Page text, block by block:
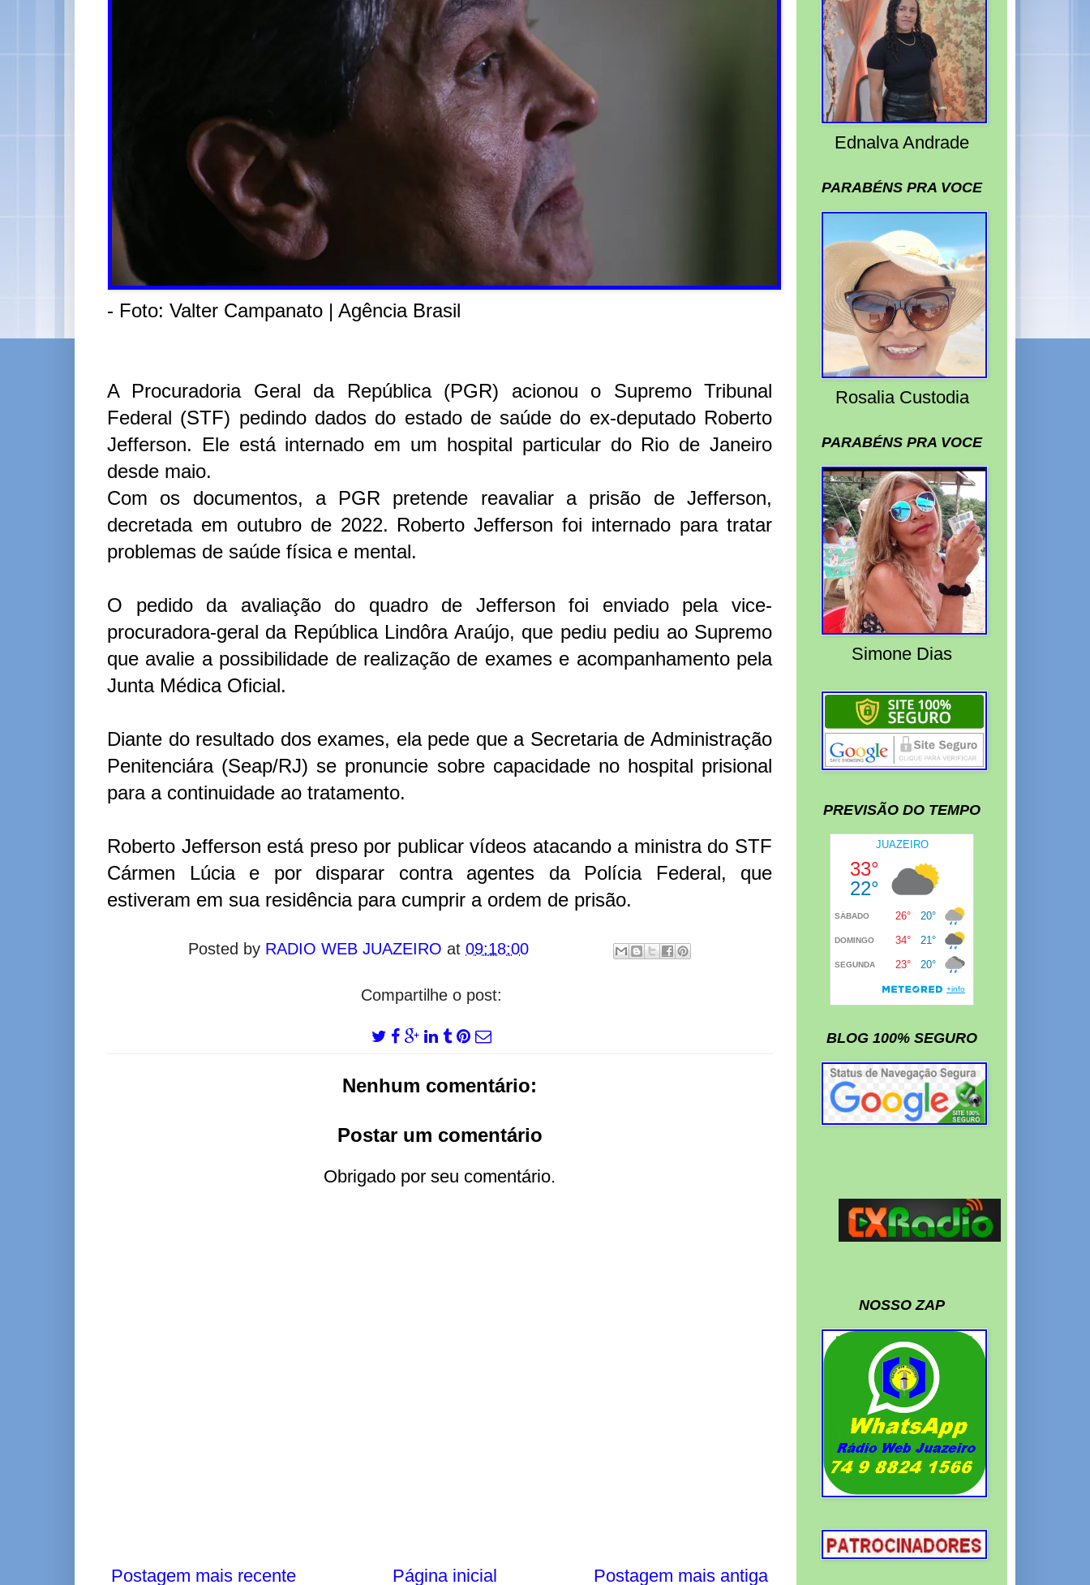
- Foto: Valter Campanato | Agência Brasil
A Procuradoria Geral da República (PGR) acionou o Supremo Tribunal
Federal (STF) pedindo dados do estado de saúde do ex-deputado Roberto
Jefferson. Ele está internado em um hospital particular do Rio de Janeiro
desde maio.
Com os documentos, a PGR pretende reavaliar a prisão de Jefferson,
decretada em outubro de 2022. Roberto Jefferson foi internado para tratar
problemas de saúde física e mental.
O pedido da avaliação do quadro de Jefferson foi enviado pela vice-
procuradora-geral da República Lindôra Araújo, que pediu pediu ao Supremo
que avalie a possibilidade de realização de exames e acompanhamento pela
Junta Médica Oficial.
Diante do resultado dos exames, ela pede que a Secretaria de Administração
Penitenciára (Seap/RJ) se pronuncie sobre capacidade no hospital prisional
para a continuidade ao tratamento.
Roberto Jefferson está preso por publicar vídeos atacando a ministra do STF
Cármen Lúcia e por disparar contra agentes da Polícia Federal, que
estiveram em sua residência para cumprir a ordem de prisão.
Posted by RADIO WEB JUAZEIRO at 09:18:00
Compartilhe o post:
Nenhum comentário:
Postar um comentário
Obrigado por seu comentário.
Postagem mais recente Postagem mais antiga
Página inicial
Ednalva Andrade
PARABÉNS PRA VOCE
Rosalia Custodia
PARABÉNS PRA VOCE
Simone Dias
PREVISÃO DO TEMPO
BLOG 100% SEGURO
NOSSO ZAP